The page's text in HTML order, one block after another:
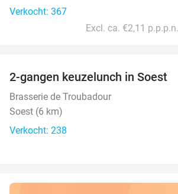
Verkocht: 367
Excl. ca. €2,11
2-gangen keuzelunch in Soest
Brasserie de Troubadour
Soest (6 km)
Verkocht: 238